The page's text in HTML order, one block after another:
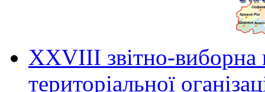
ХХVIII звітно-виборна
територіальної